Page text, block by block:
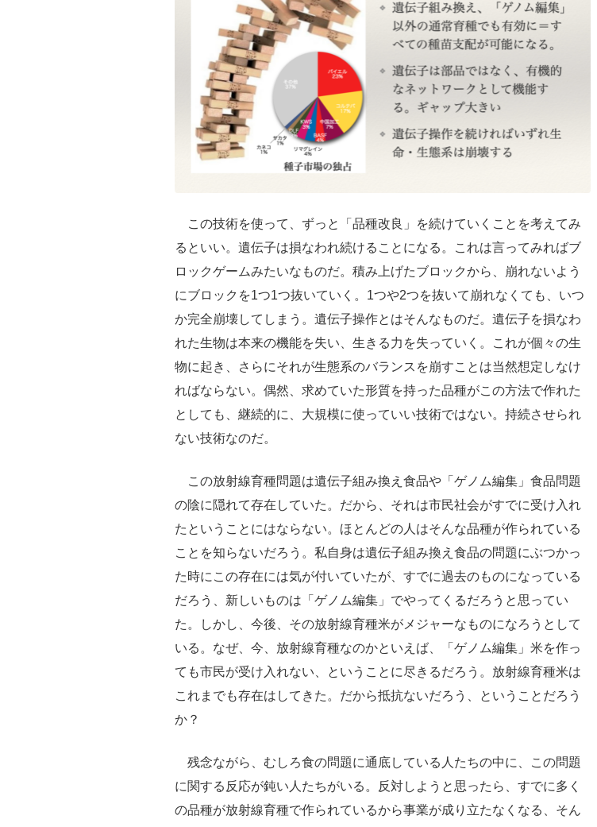
この技術を使って、ずっと「品種改良」を続けていくことを考えてみ
るといい。遺伝子は損なわれ続けることになる。これは言ってみればブ
ロックゲームみたいなものだ。積み上げたブロックから、崩れないよう
にブロックを1つ1つ抜いていく。1つや2つを抜いて崩れなくても、いつ
か完全崩壊してしまう。遺伝子操作とはそんなものだ。遺伝子を損なわ
れた生物は本来の機能を失い、生きる力を失っていく。これが個々の生
物に起き、さらにそれが生態系のバランスを崩すことは当然想定しなけ
ればならない。偶然、求めていた形質を持った品種がこの方法で作れた
としても、継続的に、大規模に使っていい技術ではない。持続させられ
ない技術なのだ。
この放射線育種問題は遺伝子組み換え食品や「ゲノム編集」食品問題
の陰に隠れて存在していた。だから、それは市民社会がすでに受け入れ
たということにはならない。ほとんどの人はそんな品種が作られている
ことを知らないだろう。私自身は遺伝子組み換え食品の問題にぶつかっ
た時にこの存在には気が付いていたが、すでに過去のものになっている
だろう、新しいものは「ゲノム編集」でやってくるだろうと思ってい
た。しかし、今後、その放射線育種米がメジャーなものになろうとして
いる。なぜ、今、放射線育種なのかといえば、「ゲノム編集」米を作っ
ても市民が受け入れない、ということに尽きるだろう。放射線育種米は
これまでも存在はしてきた。だから抵抗ないだろう、ということだろう
か？
残念ながら、むしろ食の問題に通底している人たちの中に、この問題
に関する反応が鈍い人たちがいる。反対しようと思ったら、すでに多く
の品種が放射線育種で作られているから事業が成り立たなくなる、そん